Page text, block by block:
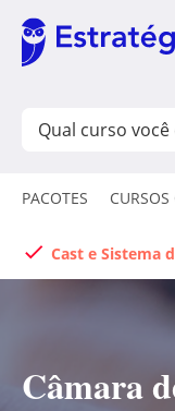
PACOTES
Cast e Sistema
Câmara